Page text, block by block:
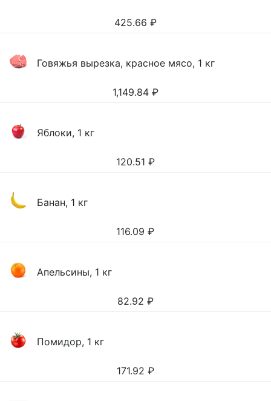
425.66 ₽
Говяжья вырезка, красное мясо, 1 кг
1,149.84 ₽
Яблоки, 1 кг
120.51 ₽
Банан, 1 кг
116.09 ₽
Апельсины, 1 кг
82.92 ₽
Помидор, 1 кг
171.92 ₽